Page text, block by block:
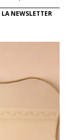
NEWSLETTER